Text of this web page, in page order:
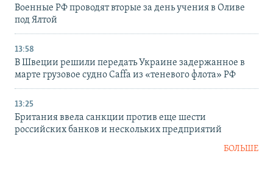
Военные РФ проводят вторые за день учения в Оливе
под Ялтой
13:58
В Швеции решили передать Украине задержанное в
марте грузовое судно Caffa из «теневого флота» РФ
13:25
Британия ввела санкции против еще шести
российских банков и нескольких предприятий
БОЛЬШЕ